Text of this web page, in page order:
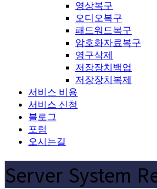
영상복구
오디오복구
패드워드복구
암호화자료복구
영구삭제
저장장치백업
저장장치복제
서비스 비용
서비스 신청
블로그
포럼
오시는길
Server System